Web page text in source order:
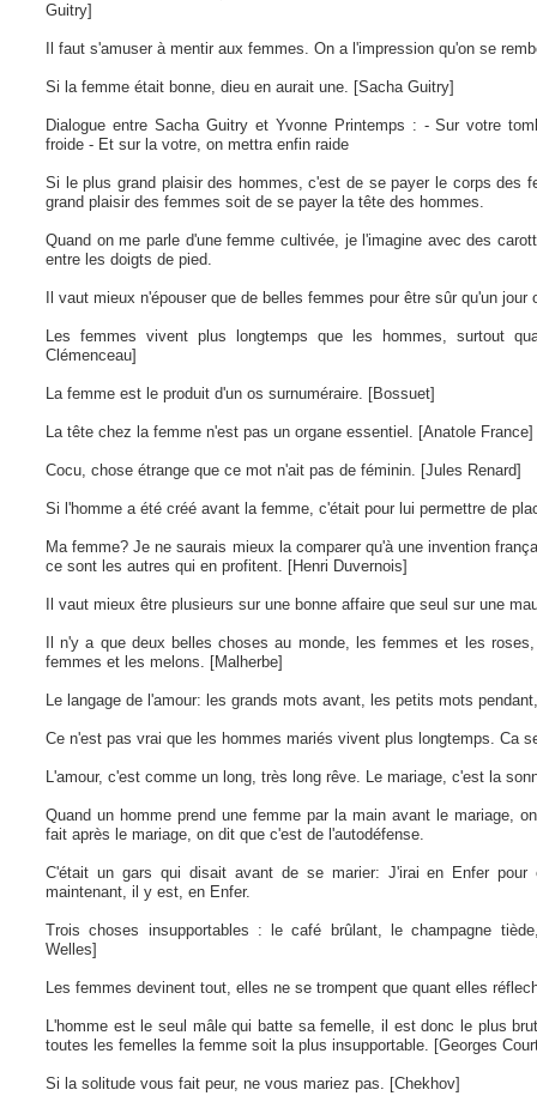
Guitry]
Il faut s'amuser à mentir aux femmes. On a l'impression qu'on se
Si la femme était bonne, dieu en aurait une. [Sacha Guitry]
Dialogue entre Sacha Guitry et Yvonne Printemps : - Sur votre
froide - Et sur la votre, on mettra enfin raide
Si le plus grand plaisir des hommes, c'est de se payer le corps des
grand plaisir des femmes soit de se payer la tête des hommes.
Quand on me parle d'une femme cultivée, je l'imagine avec des
entre les doigts de pied.
Il vaut mieux n'épouser que de belles femmes pour être sûr qu'un jour
Les femmes vivent plus longtemps que les hommes, surtout
Clémenceau]
La femme est le produit d'un os surnuméraire. [Bossuet]
La tête chez la femme n'est pas un organe essentiel. [Anatole France]
Cocu, chose étrange que ce mot n'ait pas de féminin. [Jules Renard]
Si l'homme a été créé avant la femme, c'était pour lui permettre de
Ma femme? Je ne saurais mieux la comparer qu'à une invention
ce sont les autres qui en profitent. [Henri Duvernois]
Il vaut mieux être plusieurs sur une bonne affaire que seul sur une
Il n'y a que deux belles choses au monde, les femmes et les
femmes et les melons. [Malherbe]
Le langage de l'amour: les grands mots avant, les petits mots
Ce n'est pas vrai que les hommes mariés vivent plus longtemps. Ca
L'amour, c'est comme un long, très long rêve. Le mariage, c'est la
Quand un homme prend une femme par la main avant le mariage,
fait après le mariage, on dit que c'est de l'autodéfense.
C'était un gars qui disait avant de se marier: J'irai en Enfer
maintenant, il y est, en Enfer.
Trois choses insupportables : le café brûlant, le champagne
Welles]
Les femmes devinent tout, elles ne se trompent que quant elles
L'homme est le seul mâle qui batte sa femelle, il est donc le plus
toutes les femelles la femme soit la plus insupportable. [Georges
Si la solitude vous fait peur, ne vous mariez pas. [Chekhov]